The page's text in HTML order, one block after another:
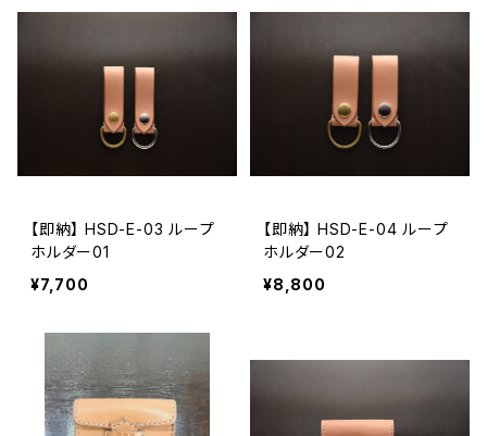
【即納】 HSD-E-03 ループ
ホルダー01
¥7,700
【即納】 HSD-E-04 ループ
ホルダー02
¥8,800